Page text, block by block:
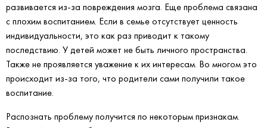
развивается из-за повреждения мозга. Еще проблема связана
с плохим воспитанием. Если в семье отсутствует ценность
индивидуальности, это как раз приводит к такому
последствию. У детей может не быть личного пространства.
Также не проявляется уважение к их интересам. Во многом это
происходит из-за того, что родители сами получили такое
воспитание.
Распознать проблему получится по некоторым признакам.